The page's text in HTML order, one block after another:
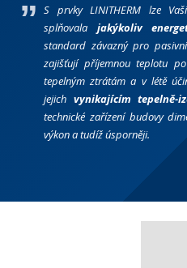
S prvky LINITHERM lze
splňovala jakýkoliv
standard závazný pro
zajišťují příjemnou teplotu
tepelným ztrátám a v létě
jejich vynikajícím tepelně-
technické zařízení budovy
výkon a tudíž úsporněji.